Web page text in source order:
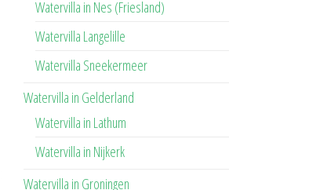
Watervilla in Nes (Friesland)
Watervilla Langelille
Watervilla Sneekermeer
Watervilla in Gelderland
Watervilla in Lathum
Watervilla in Nijkerk
Watervilla in Groningen